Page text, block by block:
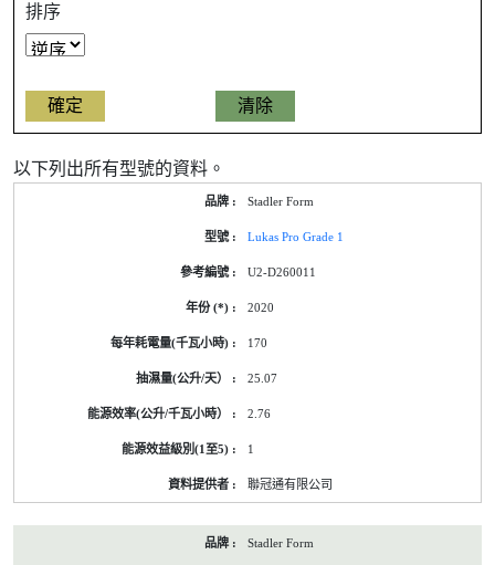
排序
以下列出所有型號的資料。
Stadler Form
Lukas Pro Grade 1
U2-D260011
2020
170
25.07
2.76
1
聯冠通有限公司
Stadler Form